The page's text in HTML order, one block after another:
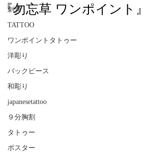
刺青
TATTOO
ワンポイントタトゥー
洋彫り
バックピース
和彫り
japanesetattoo
９分胸割
タトゥー
ポスター
『勿忘草 ワンポイント』